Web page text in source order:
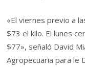
«El viernes previo a
$73 el kilo. El lunes
$77», señaló David
Agropecuaria para le